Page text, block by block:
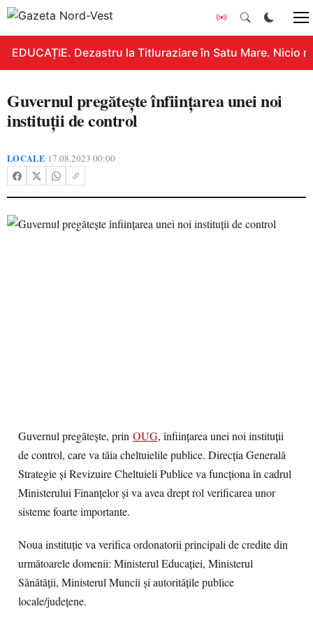
EDUCAȚIE. Dezastru la Titluraziare în Satu Mare. Nicio
Guvernul pregătește înființarea unei noi
instituții de control
LOCALE•17.08.2023 00:00
Guvernul pregătește, prin OUG, înființarea unei noi instituții
de control, care va tăia cheltuielile publice. Direcția Generală
Strategie și Revizuire Cheltuieli Publice va funcționa în cadrul
Ministerului Finanțelor și va avea drept rol verificarea unor
sisteme foarte importante.
Noua instituție va verifica ordonatorii principali de credite din
următoarele domenii: Ministerul Educației, Ministerul
Sănătății, Ministerul Muncii și autoritățile publice
locale/județene.